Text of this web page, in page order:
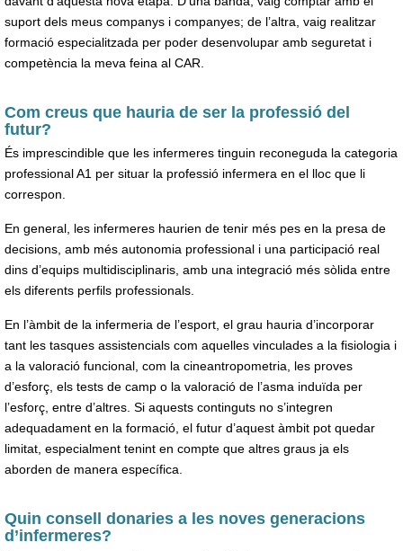
suport dels meus companys i companyes; de l’altra, vaig realitzar
formació especialitzada per poder desenvolupar amb seguretat i
competència la meva feina al CAR.
Com creus que hauria de ser la professió del
futur?
És imprescindible que les infermeres tinguin reconeguda la categoria
professional A1 per situar la professió infermera en el lloc que li
correspon.
En general, les infermeres haurien de tenir més pes en la presa de
decisions, amb més autonomia professional i una participació real
dins d’equips multidisciplinaris, amb una integració més sòlida entre
els diferents perfils professionals.
En l’àmbit de la infermeria de l’esport, el grau hauria d’incorporar
tant les tasques assistencials com aquelles vinculades a la fisiologia i
a la valoració funcional, com la cineantropometria, les proves
d’esforç, els tests de camp o la valoració de l’asma induïda per
l’esforç, entre d’altres. Si aquests continguts no s’integren
adequadament en la formació, el futur d’aquest àmbit pot quedar
limitat, especialment tenint en compte que altres graus ja els
aborden de manera específica.
Quin consell donaries a les noves generacions
d’infermeres?